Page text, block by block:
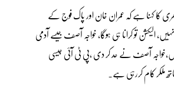
کا کہنا ہے کہ عمران خان اور پاک فوج کے
الیکشن تو کرانا ہی ہوگا، خواجہ آصف جیسے آدمی
آصف نے حد کر دی ،پی ٹی آئی جیسی
کام کررہی ہے۔